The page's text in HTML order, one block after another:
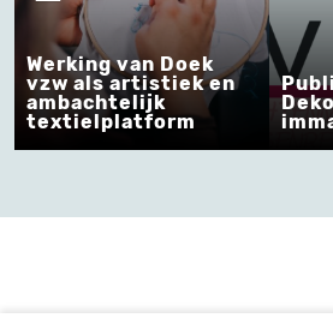
Werking van Doek
vzw als artistiek en
ambachtelijk
textielplatform